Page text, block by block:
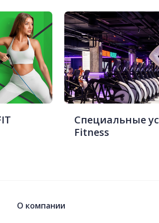
Специальные
Fitness
О компании